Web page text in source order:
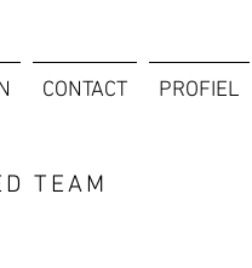
CONTACT PROFIEL
TEAM